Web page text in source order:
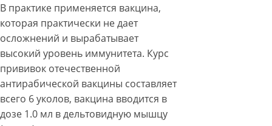
В практике применяется вакцина,
которая практически не дает
осложнений и вырабатывает
высокий уровень иммунитета. Курс
прививок отечественной
антирабической вакцины составляет
всего 6 уколов, вакцина вводится в
дозе 1.0 мл в дельтовидную мышцу